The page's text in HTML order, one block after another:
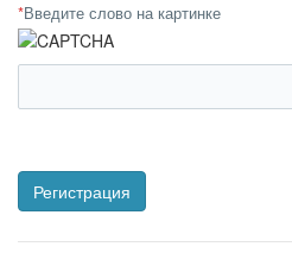
*Введите слово на картинке